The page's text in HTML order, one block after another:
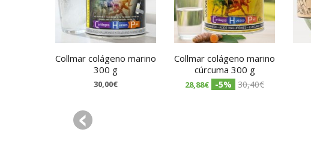
Collmar colágeno marino
300 g
30,00€
Collmar colágeno marino
cúrcuma 300 g
28,88€ -5% 30,40€